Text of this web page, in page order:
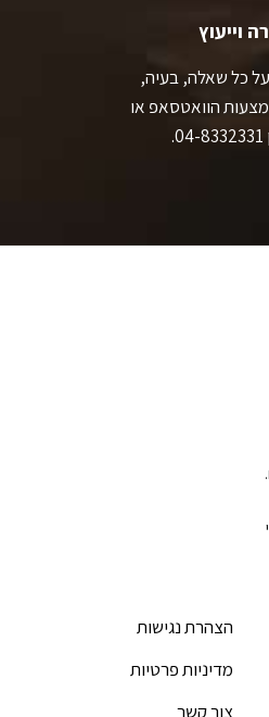
וייעוץ
כל שאלה, בעיה,
הוואטסאפ או
הצהרת נגישות
מדיניות פרטיות
צור קשר